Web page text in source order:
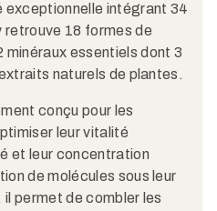
exceptionnelle intégrant 34
retrouve 18 formes de
essentiels dont 3
naturels de plantes.
conçu pour les
leur vitalité
et leur concentration
de molécules sous leur
permet de combler les